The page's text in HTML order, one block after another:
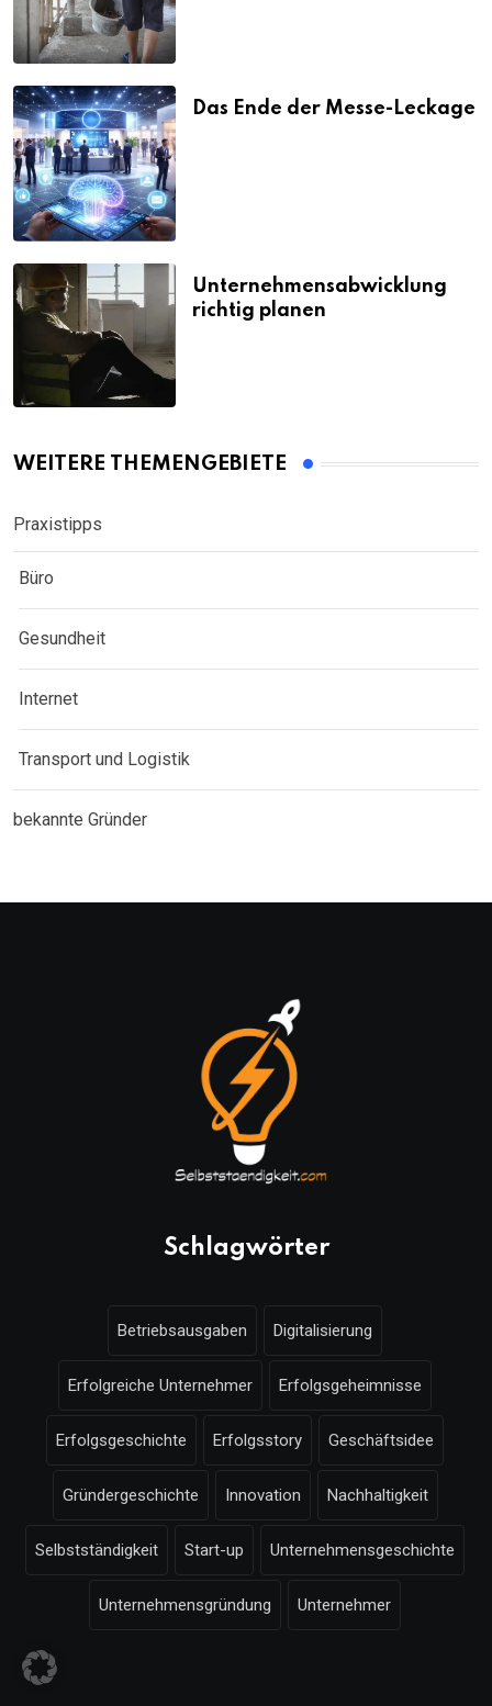
Das Ende der Messe-Leckage
Unternehmensabwicklung
richtig planen
WEITERE THEMENGEBIETE
Praxistipps
Büro
Gesundheit
Internet
Transport und Logistik
bekannte Gründer
Schlagwörter
Betriebsausgaben Digitalisierung
Erfolgreiche Unternehmer Erfolgsgeheimnisse
Erfolgsgeschichte Erfolgsstory Geschäftsidee
Gründergeschichte Innovation Nachhaltigkeit
Selbstständigkeit Start-up Unternehmensgeschichte
Unternehmensgründung Unternehmer